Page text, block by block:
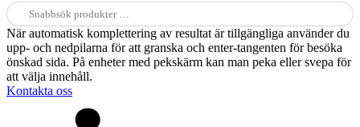
Sök
efter:
När automatisk komplettering av resultat är tillgängliga använder du
upp- och nedpilarna för att granska och enter-tangenten för besöka
önskad sida. På enheter med pekskärm kan man peka eller svepa för
att välja innehåll.
Kontakta oss